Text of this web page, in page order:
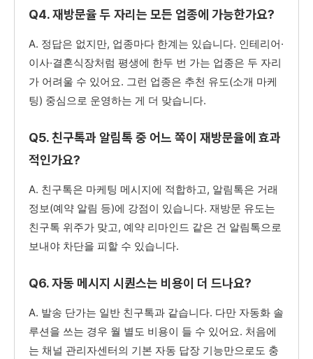
Q4. 재방문율 두 자리는 모든 업종에 가능한가요?
A. 정답은 없지만, 업종마다 한계는 있습니다. 인테리어·
이사·결혼식장처럼 평생에 한두 번 가는 업종은 두 자리
가 어려울 수 있어요. 그런 업종은 추천 유도(소개 마케
팅) 중심으로 운영하는 게 더 맞습니다.
Q5. 친구톡과 알림톡 중 어느 쪽이 재방문율에 효과
적인가요?
A. 친구톡은 마케팅 메시지에 적합하고, 알림톡은 거래
정보(예약 알림 등)에 강점이 있습니다. 재방문 유도는
친구톡 위주가 맞고, 예약 리마인드 같은 건 알림톡으로
보내야 차단을 피할 수 있습니다.
Q6. 자동 메시지 시퀀스는 비용이 더 드나요?
A. 발송 단가는 일반 친구톡과 같습니다. 다만 자동화 솔
루션을 쓰는 경우 월 별도 비용이 들 수 있어요. 처음에
는 채널 관리자센터의 기본 자동 답장 기능만으로도 충